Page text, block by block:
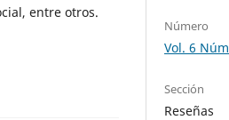
entre otros.
Número
Vol. 6
Sección
Reseñas